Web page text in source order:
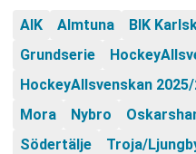
AIK Almtuna BIK
Grundserie
HockeyAllsvenskan
Mora
Nybro
Södertälje
Troja/